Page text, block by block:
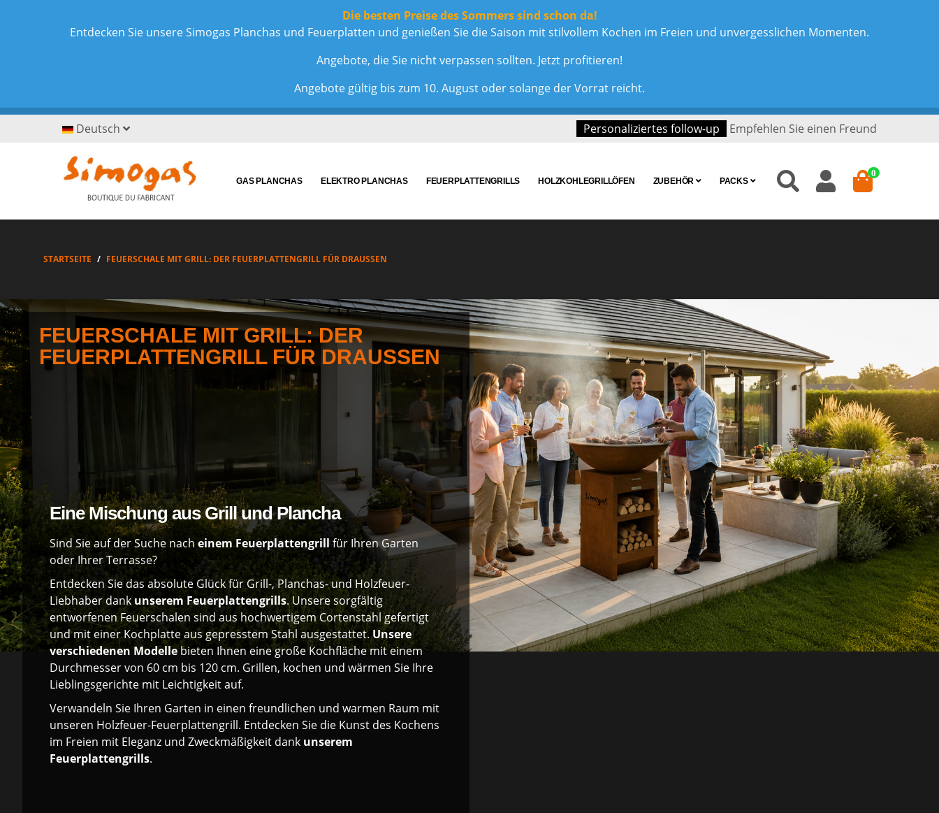
Die besten Preise des Sommers sind schon da!
Entdecken Sie unsere Simogas Planchas und Feuerplatten und genießen Sie die Saison mit stilvollem Kochen im Freien und unvergesslichen Momenten.
Angebote, die Sie nicht verpassen sollten. Jetzt profitieren!
Angebote gültig bis zum 10. August oder solange der Vorrat reicht.
Deutsch Personaliziertes follow-up Empfehlen Sie einen Freund
GAS PLANCHAS ELEKTRO PLANCHAS FEUERPLATTENGRILLS HOLZKOHLEGRILLÖFEN ZUBEHÖR PACKS
0
STARTSEITE FEUERSCHALE MIT GRILL: DER FEUERPLATTENGRILL FÜR DRAUSSEN
FEUERSCHALE MIT GRILL: DER
FEUERPLATTENGRILL FÜR DRAUSSEN
Eine Mischung aus Grill und Plancha
Sind Sie auf der Suche nacheinem Feuerplattengrillfür Ihren Garten
oder Ihrer Terrasse?
Entdecken Sie das absolute Glück für Grill-, Planchas- und Holzfeuer-
Liebhaber dankunserem Feuerplattengrills. Unsere sorgfältig
entworfenen Feuerschalen sind aus hochwertigem Cortenstahl gefertigt
und mit einer Kochplatte aus gepresstem Stahl ausgestattet.Unsere
verschiedenen Modellebieten Ihnen eine große Kochfläche mit einem
Durchmesser von 60 cm bis 120 cm. Grillen, kochen und wärmen Sie Ihre
Lieblingsgerichte mit Leichtigkeit auf.
Verwandeln Sie Ihren Garten in einen freundlichen und warmen Raum mit
unseren Holzfeuer-Feuerplattengrill. Entdecken Sie die Kunst des Kochens
im Freien mit Eleganz und Zweckmäßigkeit dank unserem
Feuerplattengrills.